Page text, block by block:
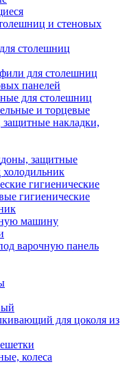
и стеновых
столешниц
для столешниц
панелей
для столешниц
и торцевые
накладки,
защитные
холодильник
гигиенические
гигиенические
машину
варочную панель
для цоколя из
колеса